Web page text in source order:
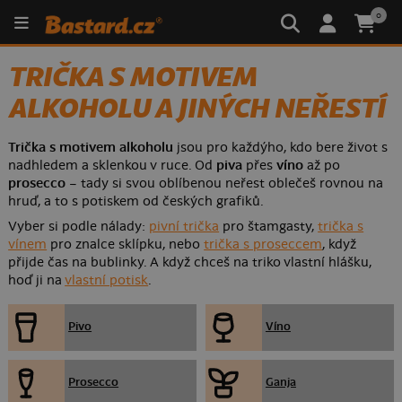
0
TRIČKA S MOTIVEM
ALKOHOLU A JINÝCH NEŘESTÍ
Trička s motivem alkoholu jsou pro každýho, kdo bere život s
nadhledem a sklenkou v ruce. Od piva přesvíno až po
prosecco – tady si svou oblíbenou neřest oblečeš rovnou na
hruď, a to s potiskem od českých grafiků.
Vyber si podle nálady: pivní trička pro štamgasty,trička s
vínem pro znalce sklípku, nebotrička s proseccem, když
přijde čas na bublinky. A když chceš na triko vlastní hlášku,
hoď ji navlastní potisk.
Pivo Víno
Prosecco Ganja